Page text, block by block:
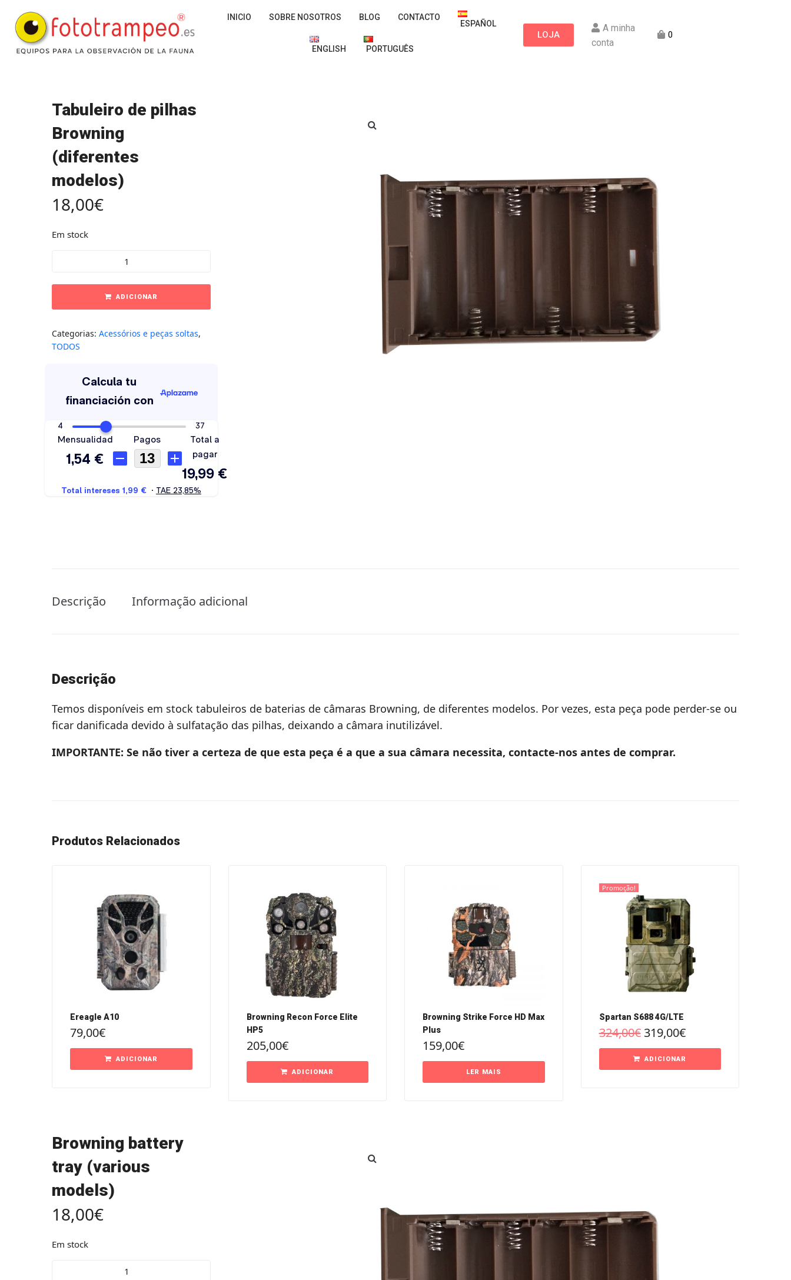
INICIO SOBRE NOSOTROS BLOG CONTACTO
ESPAÑOL
ENGLISH PORTUGUÊS
LOJA
A minha
conta
0
Tabuleiro de pilhas
Browning
(diferentes
modelos)
18,00€
Em stock
ADICIONAR
Categorias: Acessórios e peças soltas,
TODOS
Descrição Informação adicional
Descrição
Temos disponíveis em stock tabuleiros de baterias de câmaras Browning, de diferentes modelos. Por vezes, esta peça pode perder-se ou
ficar danificada devido à sulfatação das pilhas, deixando a câmara inutilizável.
IMPORTANTE: Se não tiver a certeza de que esta peça é a que a sua câmara necessita, contacte-nos antes de comprar.
Produtos Relacionados
Ereagle A10
79,00€
ADICIONAR
Browning Recon Force Elite
HP5
205,00€
ADICIONAR
Browning Strike Force HD Max
Plus
159,00€
LER MAIS
Promoção!
Spartan S688 4G/LTE
324,00€ 319,00€
ADICIONAR
Browning battery
tray (various
models)
18,00€
Em stock